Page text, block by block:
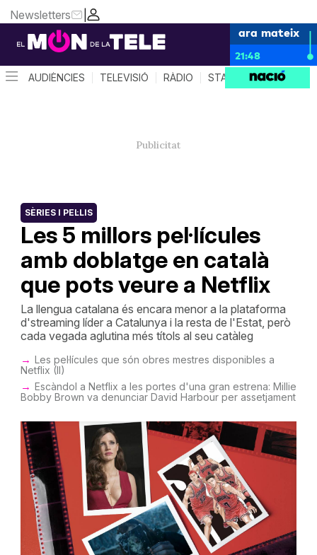
|
Newsletters
ara mateix
21:48
AUDIÈNCIES TELEVISIÓ RÀDIO STAR SYSTEM
Les 5 millors pel·lícules
amb doblatge en català
que pots veure a Netflix
SÈRIES I PEL·LIS
La llengua catalana és encara menor a la plataforma
d'streaming líder a Catalunya i la resta de l'Estat, però
cada vegada aglutina més títols al seu catàleg
Les pel·lícules que són obres mestres disponibles a
Netflix (II)
Escàndol a Netflix a les portes d'una gran estrena: Millie
Bobby Brown va denunciar David Harbour per assetjament